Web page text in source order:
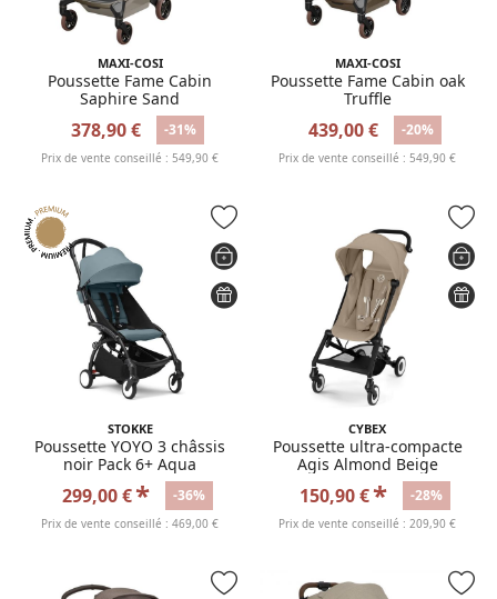
MAXI-COSI
Poussette Fame Cabin
Saphire Sand
378,90 € -31%
Prix de vente conseillé : 549,90 €
MAXI-COSI
Poussette Fame Cabin oak
Truffle
439,00 € -20%
Prix de vente conseillé : 549,90 €
STOKKE
Poussette YOYO 3 châssis
noir Pack 6+ Aqua
299,00 €* -36%
Prix de vente conseillé : 469,00 €
CYBEX
Poussette ultra-compacte
Agis Almond Beige
150,90 €* -28%
Prix de vente conseillé : 209,90 €